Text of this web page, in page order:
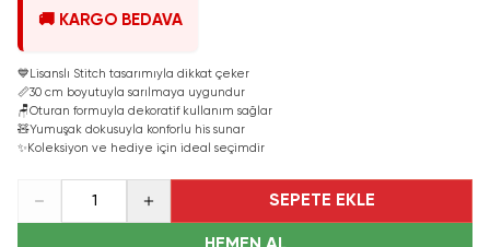
🚚 KARGO BEDAVA
💙 Lisanslı Stitch tasarımıyla dikkat çeker
📏30 cm boyutuyla sarılmaya uygundur
🪑Oturan formuyla dekoratif kullanım sağlar
🧸Yumuşak dokusuyla konforlu his sunar
✨ Koleksiyon ve hediye için ideal seçimdir
1 SEPETE EKLE